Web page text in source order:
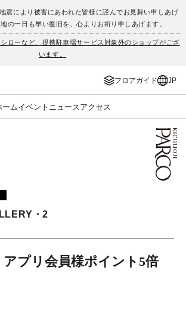
震により被害にあわれた皆様に謹んでお見舞い申しあげ
の一日も早い復旧を、心よりお祈り申しあげます。
ローなど、提携駐車場サービス対象外のショップがござ
います。
フロアガイド JP
ームイベント ニュース アクセス
プアップ
・2
アプリ会員様ポイント5倍